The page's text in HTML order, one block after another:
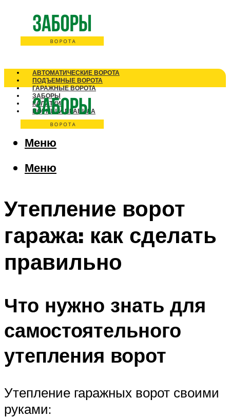
АВТОМАТИЧЕСКИЕ ВОРОТА
ПОДЪЕМНЫЕ ВОРОТА
ГАРАЖНЫЕ ВОРОТА
ЗАБОРЫ
КАЛИТКИ
НОРМЫ И ПРАВИЛА
Меню
Меню
Утепление ворот
гаража: как сделать
правильно
Что нужно знать для
самостоятельного
утепления ворот
Утепление гаражных ворот своими
руками: